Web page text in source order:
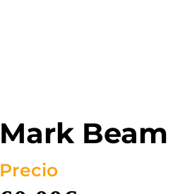
Mark
Precio